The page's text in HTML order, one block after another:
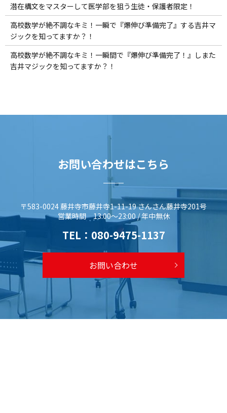
潜在構文をマスターして医学部を狙う生徒・保護者限定！
高校数学が絶不調なキミ！一瞬で『爆伸び準備完了』する吉井マ
ジックを知ってますか？！
高校数学が絶不調なキミ！一瞬間で『爆伸び準備完了！』しまた
吉井マジックを知ってますか？！
お問い合わせはこちら
〒583-0024 藤井寺市藤井寺1-11-19 さんさん藤井寺201号
営業時間 13:00～23:00 / 年中無休
TEL： 080-9475-1137
お問い合わせ